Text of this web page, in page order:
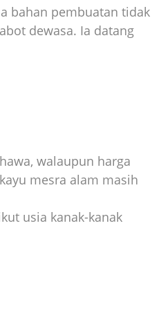
bahan pembuatan tidak
dewasa. Ia datang
walaupun harga
mesra alam masih
usia kanak-kanak